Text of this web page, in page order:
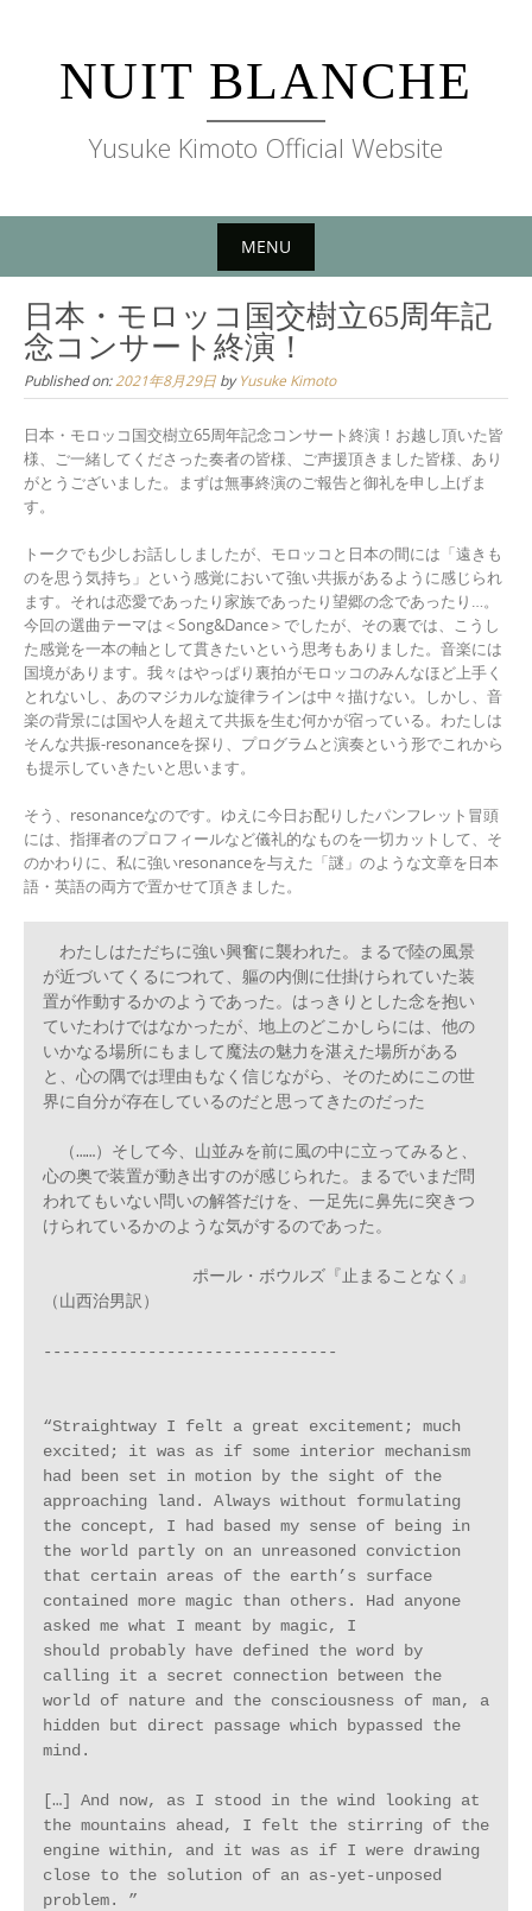
contentNUIT BLANCHE
Yusuke Kimoto Official Website
MENU
content
日本・モロッコ国交樹立65周年記
念コンサート終演！
Published on:2021年8月29日 byYusuke Kimoto
日本・モロッコ国交樹立65周年記念コンサート終演！お越し頂いた皆
様、ご一緒してくださった奏者の皆様、ご声援頂きました皆様、あり
がとうございました。まずは無事終演のご報告と御礼を申し上げま
す。
トークでも少しお話ししましたが、モロッコと日本の間には「遠きも
のを思う気持ち」という感覚において強い共振があるように感じられ
ます。それは恋愛であったり家族であったり望郷の念であったり…。
今回の選曲テーマは＜Song&Dance＞でしたが、その裏では、こうし
た感覚を一本の軸として貫きたいという思考もありました。音楽には
国境があります。我々はやっぱり裏拍がモロッコのみんなほど上手く
とれないし、あのマジカルな旋律ラインは中々描けない。しかし、音
楽の背景には国や人を超えて共振を生む何かが宿っている。わたしは
そんな共振-resonanceを探り、プログラムと演奏という形でこれから
も提示していきたいと思います。
そう、resonanceなのです。ゆえに今日お配りしたパンフレット冒頭
には、指揮者のプロフィールなど儀礼的なものを一切カットして、そ
のかわりに、私に強いresonanceを与えた「謎」のような文章を日本
語・英語の両方で置かせて頂きました。
わたしはただちに強い興奮に襲われた。まるで陸の風景
が近づいてくるにつれて、軀の内側に仕掛けられていた装
置が作動するかのようであった。はっきりとした念を抱い
ていたわけではなかったが、地上のどこかしらには、他の
いかなる場所にもまして魔法の魅力を湛えた場所がある
と、心の隅では理由もなく信じながら、そのためにこの世
界に自分が存在しているのだと思ってきたのだった
（……）そして今、山並みを前に風の中に立ってみると、
心の奥で装置が動き出すのが感じられた。まるでいまだ問
われてもいない問いの解答だけを、一足先に鼻先に突きつ
けられているかのような気がするのであった。
ポール・ボウルズ『止まることなく』
（山西治男訳）
-------------------------------
“Straightway I felt a great excitement; much
excited; it was as if some interior mechanism
had been set in motion by the sight of the
approaching land. Always without formulating
the concept, I had based my sense of being in
the world partly on an unreasoned conviction
that certain areas of the earth’s surface
contained more magic than others. Had anyone
asked me what I meant by magic, I
should probably have defined the word by
calling it a secret connection between the
world of nature and the consciousness of man, a
hidden but direct passage which bypassed the
mind.
[…] And now, as I stood in the wind looking at
the mountains ahead, I felt the stirring of the
engine within, and it was as if I were drawing
close to the solution of an as-yet-unposed
problem. ”